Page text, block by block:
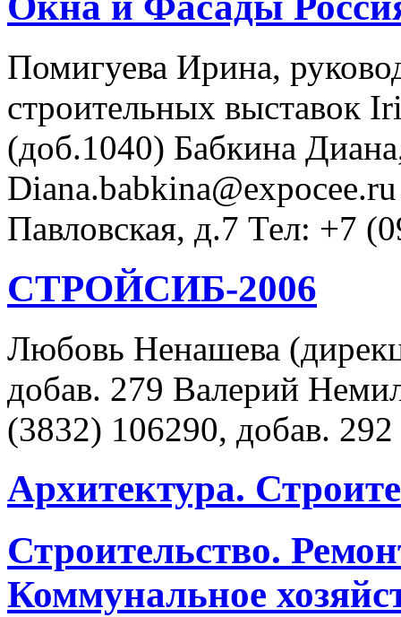
Помигуева Ирина,
строительных выставок
(доб.1040) Бабкина
Павловская, д.7 Тел: +7
СТРОЙСИБ-2006
Любовь Ненашева
добав. 279 Валерий
(3832) 106290, добав. 292
Архитектура.
Строительство.
Коммунальное